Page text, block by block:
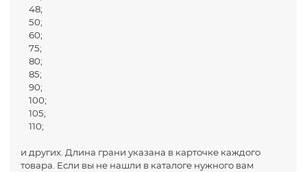
48;
50;
60;
75;
80;
85;
90;
100;
105;
110;
и других. Длина грани указана в карточке каждого
товара. Если вы не нашли в каталоге нужного вам